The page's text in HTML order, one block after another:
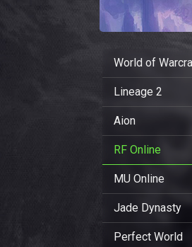
World of
Lineage 2
Aion
RF Online
MU Online
Jade Dynasty
Perfect World